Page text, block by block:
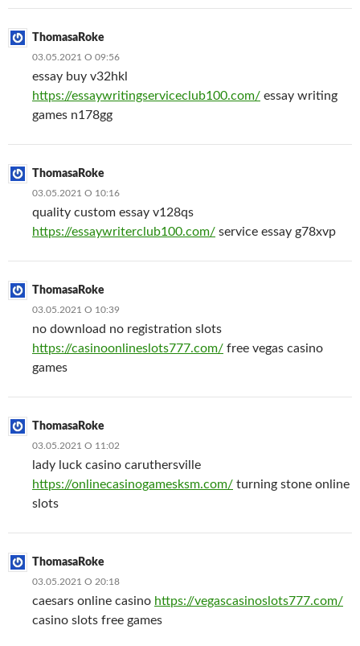
ThomasaRoke
03.05.2021 О 09:56
essay buy v32hkl
https://essaywritingserviceclub100.com/ essay writing
games n178gg
ThomasaRoke
03.05.2021 О 10:16
quality custom essay v128qs
https://essaywriterclub100.com/ service essay g78xvp
ThomasaRoke
03.05.2021 О 10:39
no download no registration slots
https://casinoonlineslots777.com/ free vegas casino
games
ThomasaRoke
03.05.2021 О 11:02
lady luck casino caruthersville
https://onlinecasinogamesksm.com/ turning stone online
slots
ThomasaRoke
03.05.2021 О 20:18
caesars online casino https://vegascasinoslots777.com/
casino slots free games